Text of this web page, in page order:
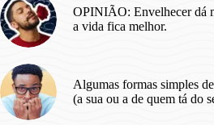
OPINIÃO: Envelhecer dá
a vida fica melhor.
Algumas formas simples
(a sua ou a de quem tá do